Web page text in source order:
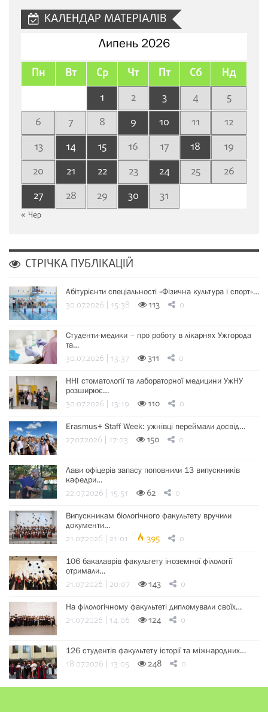
КАЛЕНДАР МАТЕРІАЛІВ
Липень 2026
Пн Вт Ср Чт Пт Сб Нд
1 2 3 4
5
6
7 8 9 10 11
12
13
14 15 16 17 18
19
20
21 22 23 24 25
26
27
28 29 30 31
« Чер
СТРІЧКА ПУБЛІКАЦІЙ
Абітурієнти спеціальності «Фізична культура і спорт»…
30.07.2026 | 15:38 113 0
Студенти-медики – про роботу в лікарнях Ужгорода
та…
30.07.2026 | 13:37 311 0
ННІ стоматології та лабораторної медицини УжНУ
розширює…
30.07.2026 | 13:19 110 0
Erasmus+ Staff Week: ужнівці переймали досвід…
27.07.2026 | 17:03 150 0
Лави офіцерів запасу поповнили 13 випускників
кафедри…
22.07.2026 | 15:51 62 0
Випускникам біологічного факультету вручили
документи…
21.07.2026 | 21:01 395 0
106 бакалаврів факультету іноземної філології
отримали…
21.07.2026 | 20:07 143 0
На філологічному факультеті дипломували своїх…
21.07.2026 | 14:06 124 0
126 студентів факультету історії та міжнародних…
18.07.2026 | 13:05 248 0